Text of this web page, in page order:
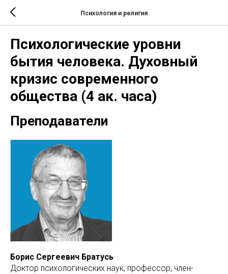
Психология и религия
Психологические уровни
бытия человека. Духовный
кризис современного
общества (4 ак. часа)
Преподаватели
Борис Сергеевич Братусь
Доктор психологических наук, профессор, член-